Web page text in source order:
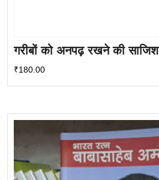
गरीबों को अनपढ़ रखने की साजिश
₹180.00